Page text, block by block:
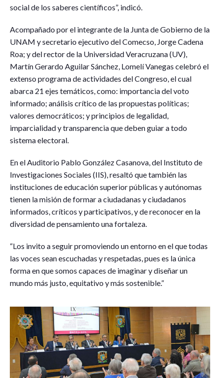
social de los saberes científicos”, indicó.
Acompañado por el integrante de la Junta de Gobierno de la
UNAM y secretario ejecutivo del Comecso, Jorge Cadena
Roa; y del rector de la Universidad Veracruzana (UV),
Martín Gerardo Aguilar Sánchez, Lomelí Vanegas celebró el
extenso programa de actividades del Congreso, el cual
abarca 21 ejes temáticos, como: importancia del voto
informado; análisis crítico de las propuestas políticas;
valores democráticos; y principios de legalidad,
imparcialidad y transparencia que deben guiar a todo
sistema electoral.
En el Auditorio Pablo González Casanova, del Instituto de
Investigaciones Sociales (IIS), resaltó que también las
instituciones de educación superior públicas y autónomas
tienen la misión de formar a ciudadanas y ciudadanos
informados, críticos y participativos, y de reconocer en la
diversidad de pensamiento una fortaleza.
“Los invito a seguir promoviendo un entorno en el que todas
las voces sean escuchadas y respetadas, pues es la única
forma en que somos capaces de imaginar y diseñar un
mundo más justo, equitativo y más sostenible.”